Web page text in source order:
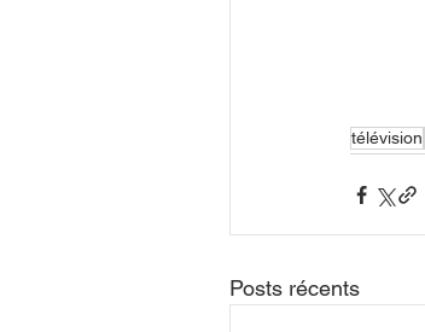
télévision
Posts récents